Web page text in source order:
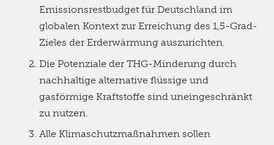
Emissionsrestbudget für Deutschland im
globalen Kontext zur Erreichung des 1,5-Grad-
Zieles der Erderwärmung auszurichten.
Die Potenziale der THG-Minderung durch
nachhaltige alternative flüssige und
gasförmige Kraftstoffe sind uneingeschränkt
zu nutzen.
Alle Klimaschutzmaßnahmen sollen